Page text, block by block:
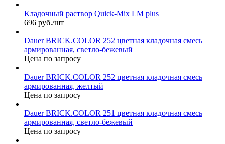
Кладочный раствор Quick-Mix LM plus
696 руб./шт
Dauer BRICK.COLOR 252 цветная кладочная смесь
армированная, светло-бежевый
Цена по запросу
Dauer BRICK.COLOR 252 цветная кладочная смесь
армированная, желтый
Цена по запросу
Dauer BRICK.COLOR 251 цветная кладочная смесь
армированная, светло-бежевый
Цена по запросу